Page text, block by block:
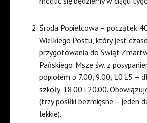
Środa Popielcowa – początek
Wielkiego Postu, który jest
przygotowania do Świąt
Pańskiego. Msze św. z
popiołem o 7.00, 9.00, 10.15 –
szkoły, 18.00 i 20.00.
(trzy posiłki bezmięsne – jeden
lekkie).